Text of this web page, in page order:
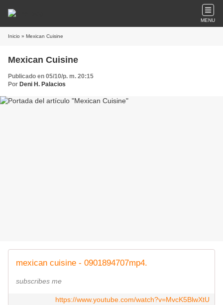
MENU
Inicio » Mexican Cuisine
Mexican Cuisine
Publicado en 05/10/p. m. 20:15
Por Deni H. Palacios
mexican cuisine - 0901894707mp4.
subscribes me
https://www.youtube.com/watch?v=MvcK5BlwXtU